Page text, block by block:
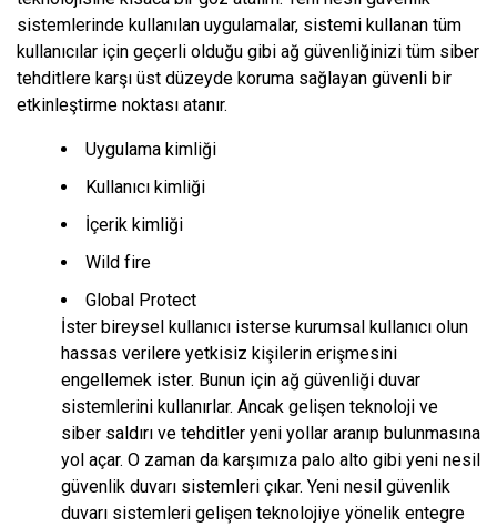
sistemlerinde kullanılan uygulamalar, sistemi kullanan tüm
kullanıcılar için geçerli olduğu gibi ağ güvenliğinizi tüm siber
tehditlere karşı üst düzeyde koruma sağlayan güvenli bir
etkinleştirme noktası atanır.
Uygulama kimliği
Kullanıcı kimliği
İçerik kimliği
Wild fire
Global Protect
İster bireysel kullanıcı isterse kurumsal kullanıcı olun
hassas verilere yetkisiz kişilerin erişmesini
engellemek ister. Bunun için ağ güvenliği duvar
sistemlerini kullanırlar. Ancak gelişen teknoloji ve
siber saldırı ve tehditler yeni yollar aranıp bulunmasına
yol açar. O zaman da karşımıza palo alto gibi yeni nesil
güvenlik duvarı sistemleri çıkar. Yeni nesil güvenlik
duvarı sistemleri gelişen teknolojiye yönelik entegre